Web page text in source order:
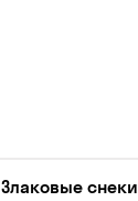
Злаковые снеки